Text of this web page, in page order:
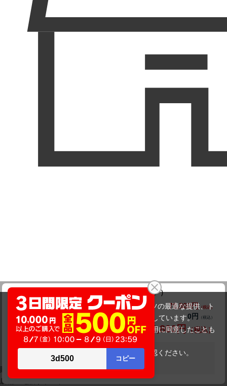
Panasonic Let'snote CF-SV1（中古パソコン）
商品価格(税込) 79,800円
オプション小計価格(税込)
0円
商品合計価格(税込)
79,800円
在庫がありません
購入後も相談できます
店舗・電話サポート
当サイトでは利用体験の向上およびコンテンツの最適な提供、ト
ラフィックの分析を目的としてCookieを使用しています。
サイトの閲覧を継続された場合、Cookieの利用に同意したことも
のといたします。
をご確認ください。
承諾する